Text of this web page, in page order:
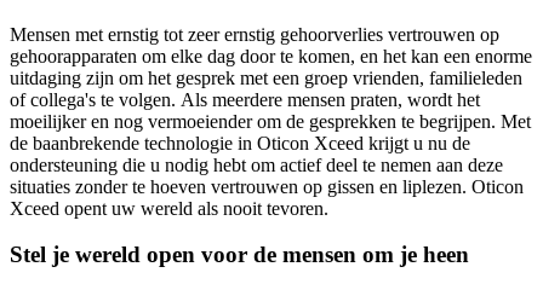
Mensen met ernstig tot zeer ernstig gehoorverlies vertrouwen op
gehoorapparaten om elke dag door te komen, en het kan een enorme
uitdaging zijn om het gesprek met een groep vrienden, familieleden
of collega's te volgen. Als meerdere mensen praten, wordt het
moeilijker en nog vermoeiender om de gesprekken te begrijpen. Met
de baanbrekende technologie in Oticon Xceed krijgt u nu de
ondersteuning die u nodig hebt om actief deel te nemen aan deze
situaties zonder te hoeven vertrouwen op gissen en liplezen. Oticon
Xceed opent uw wereld als nooit tevoren.
Stel je wereld open voor de mensen om je heen